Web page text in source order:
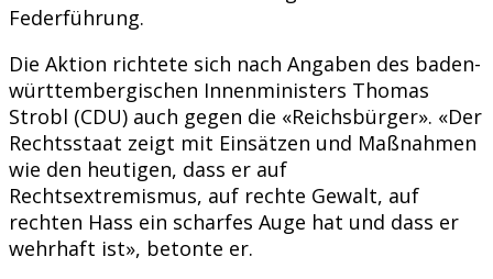
Federführung.
Die Aktion richtete sich nach Angaben des baden-
württembergischen Innenministers Thomas
Strobl (CDU) auch gegen die «Reichsbürger». «Der
Rechtsstaat zeigt mit Einsätzen und Maßnahmen
wie den heutigen, dass er auf
Rechtsextremismus, auf rechte Gewalt, auf
rechten Hass ein scharfes Auge hat und dass er
wehrhaft ist», betonte er.